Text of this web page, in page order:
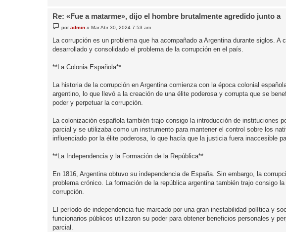
Re: «Fue a matarme», dijo el hombre brutalmente agredido junto a
e
s
a
poradmin »Mar Abr 30, 2024 7:53 am
La corrupción es un problema que ha acompañado a Argentina durante siglos.
desarrollado y consolidado el problema de la corrupción en el país.
**La Colonia Española**
La historia de la corrupción en Argentina comienza con la época colonial
argentino, lo que llevó a la creación de una élite poderosa y corrupta que se
poder y perpetuar la corrupción.
La colonización española también trajo consigo la introducción de
parcial y se utilizaba como un instrumento para mantener el control sobre los
influenciado por la élite poderosa, lo que hacía que la justicia fuera inaccesible
**La Independencia y la Formación de la República**
En 1816, Argentina obtuvo su independencia de España. Sin embargo, la
problema crónico. La formación de la república argentina también trajo
corrupción.
El período de independencia fue marcado por una gran inestabilidad política y
funcionarios públicos utilizaron su poder para obtener beneficios personales y
parcial.